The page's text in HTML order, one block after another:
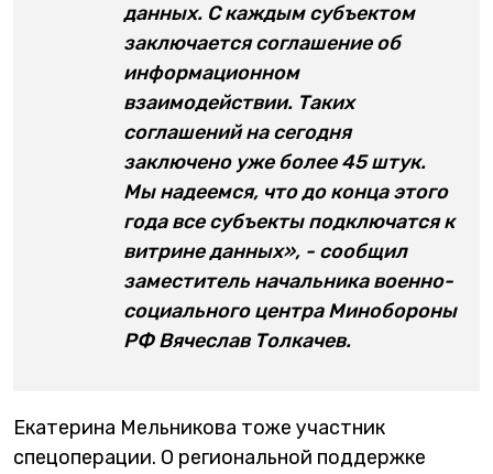
данных. С каждым субъектом
заключается соглашение об
информационном
взаимодействии. Таких
соглашений на сегодня
заключено уже более 45 штук.
Мы надеемся, что до конца этого
года все субъекты подключатся к
витрине данных», - сообщил
заместитель начальника военно-
социального центра Минобороны
РФ Вячеслав Толкачев.
Екатерина Мельникова тоже участник
спецоперации. О региональной поддержке